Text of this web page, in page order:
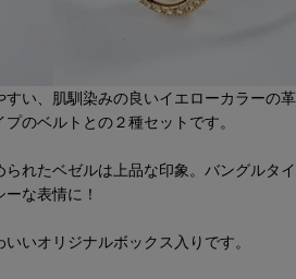
すい、肌馴染みの良いイエローカラーの革
のベルトとの２種セットです。
れたベゼルは上品な印象。バングルタイ
な表情に！
いオリジナルボックス入りです。